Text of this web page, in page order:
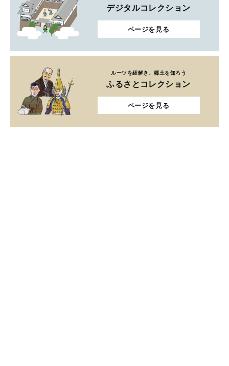
デジタルコレクション
ページを見る
ルーツを紐解き、郷土を知ろう
ふるさとコレクション
ページを見る